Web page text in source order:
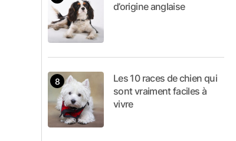
d’origine anglaise
Les 10 races de chien qui
sont vraiment faciles à
vivre